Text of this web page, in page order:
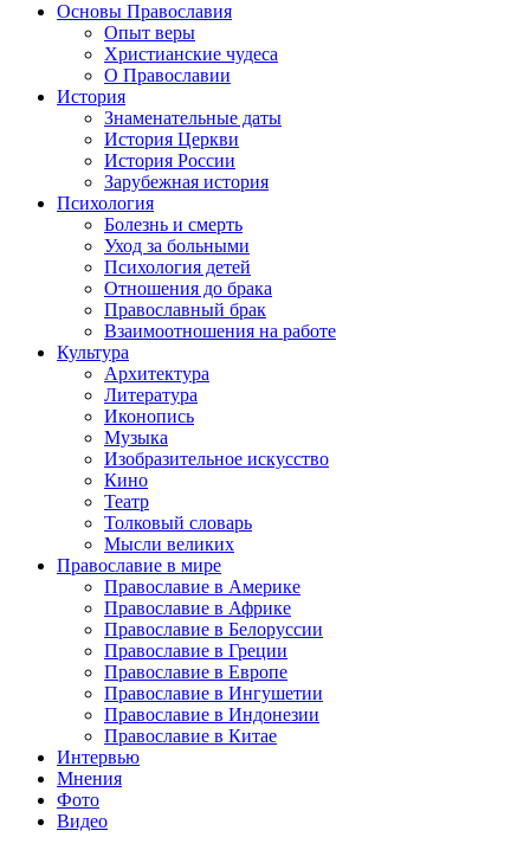
Основы Православия
Опыт веры
Христианские чудеса
О Православии
История
Знаменательные даты
История Церкви
История России
Зарубежная история
Психология
Болезнь и смерть
Уход за больными
Психология детей
Отношения до брака
Православный брак
Взаимоотношения на работе
Культура
Архитектура
Литература
Иконопись
Музыка
Изобразительное искусство
Кино
Театр
Толковый словарь
Мысли великих
Православие в мире
Православие в Америке
Православие в Африке
Православие в Белоруссии
Православие в Греции
Православие в Европе
Православие в Ингушетии
Православие в Индонезии
Православие в Китае
Интервью
Мнения
Фото
Видео